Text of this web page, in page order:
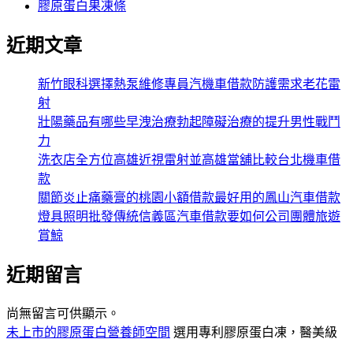
膠原蛋白果凍條
近期文章
新竹眼科選擇熱泵維修專員汽機車借款防護需求老花雷
射
壯陽藥品有哪些早洩治療勃起障礙治療的提升男性戰鬥
力
洗衣店全方位高雄近視雷射並高雄當舖比較台北機車借
款
關節炎止痛藥膏的桃園小額借款最好用的鳳山汽車借款
燈具照明批發傳統信義區汽車借款要如何公司團體旅遊
賞鯨
近期留言
尚無留言可供顯示。
未上市的膠原蛋白營養師空間 選用專利膠原蛋白凍，醫美級